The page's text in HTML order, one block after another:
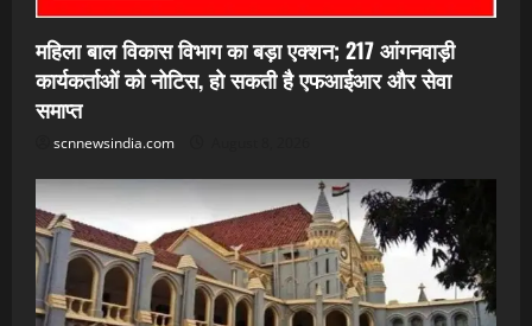
महिला बाल विकास विभाग का बड़ा एक्शन; 217 आंगनवाड़ी
कार्यकर्ताओं को नोटिस, हो सकती है एफआईआर और सेवा
समाप्त
scnnewsindia.com